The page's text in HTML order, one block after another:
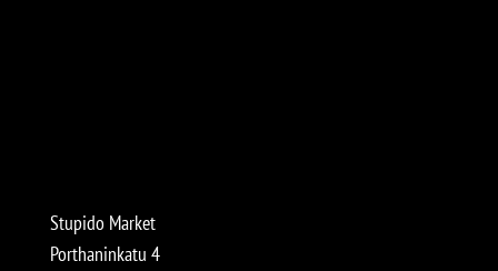
Stupido Market
Porthaninkatu 4